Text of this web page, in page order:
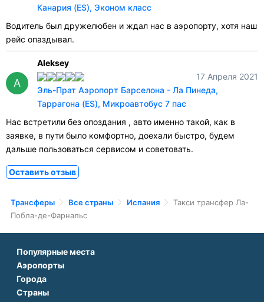
Канария (ES), Эконом класс
Водитель был дружелюбен и ждал нас в аэропорту, хотя наш
рейс опаздывал.
A
Aleksey
17 Апреля 2021
Эль-Прат Аэропорт Барселона - Ла Пинеда,
Таррагона (ES), Микроавтобус 7 пас
Нас встретили без опоздания , авто именно такой, как в
заявке, в пути было комфортно, доехали быстро, будем
дальше пользоваться сервисом и советовать.
Оставить отзыв
Трансферы Все страны Испания
Такси трансфер Ла-
Пoбла-де-Фарнальс
Популярные места
Аэропорт Подгорицы
Аэропорт Белграда
Аэропорты
Аэропорт Антальи
Аэропорт Тбилиси
Города
Трансфер в Париже
Страны